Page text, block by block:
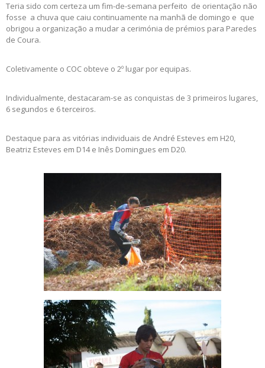
Teria sido com certeza um fim-de-semana perfeito de orientação não
fosse a chuva que caiu continuamente na manhã de domingo e que
obrigou a organização a mudar a cerimónia de prémios para Paredes
de Coura.
Coletivamente o COC obteve o 2º lugar por equipas.
Individualmente, destacaram-se as conquistas de 3 primeiros lugares,
6 segundos e 6 terceiros.
Destaque para as vitórias individuais de André Esteves em H20,
Beatriz Esteves em D14 e Inês Domingues em D20.